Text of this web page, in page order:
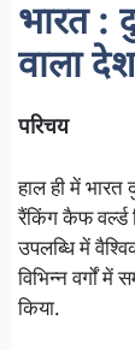
भारत :
वाला देश
परिचय
हाल ही में
रैंकिंग कैफ वर्ल्ड
उपलब्धि में
विभिन्न वर्गों
किया.